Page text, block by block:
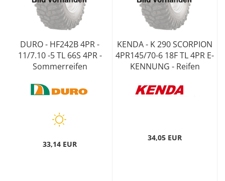
DURO - HF242B 4PR -
11/7.10 -5 TL 66S 4PR -
Sommerreifen
33,14 EUR
KENDA - K 290 SCORPION
4PR145/70-6 18F TL 4PR E-
KENNUNG - Reifen
34,05 EUR